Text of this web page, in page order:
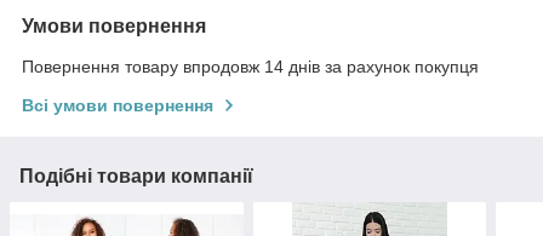
Умови повернення
Повернення товару впродовж 14 днів за рахунок покупця
Всі умови повернення
Подібні товари компанії